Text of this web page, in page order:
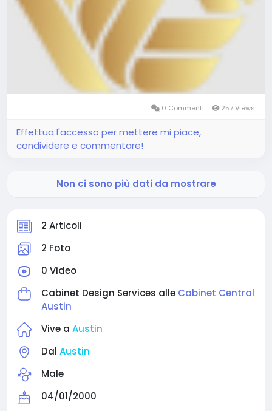
2 Articoli
2 Foto
0 Video
Cabinet Design Services alle Cabinet Central
Austin
Vive a Austin
Dal Austin
Male
04/01/2000
0 Commenti 257 Views
Effettua l'accesso per mettere mi piace,
condividere e commentare!
Non ci sono più dati da mostrare